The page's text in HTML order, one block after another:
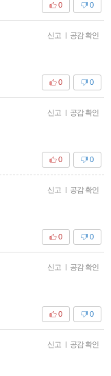
0
0
신고 | 공감 확인
0
0
신고 | 공감 확인
0
0
신고 | 공감 확인
0
0
신고 | 공감 확인
0
0
신고 | 공감 확인